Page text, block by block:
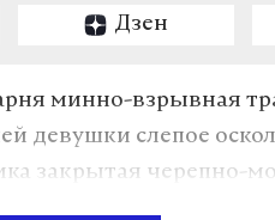
Дзен
минно-взрывная
девушки слепое
закрытая черепно-